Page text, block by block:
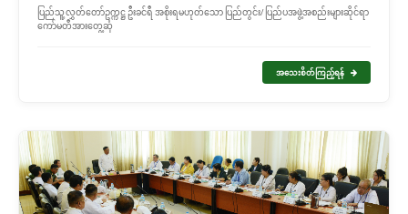
ပြည်သူ့လွှတ်တော်ဥက္ကဋ္ဌ ဦးခင်ရီ အစိုးရမဟုတ်သော ပြည်တွင်း/ ပြည်ပအဖွဲ့အစည်းများဆိုင်ရာ
ကော်မတီအားတွေ့ဆုံ
အသေးစိတ်ကြည့်ရန်